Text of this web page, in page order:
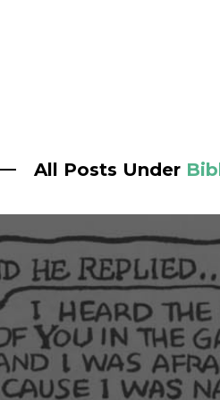
All Posts Under